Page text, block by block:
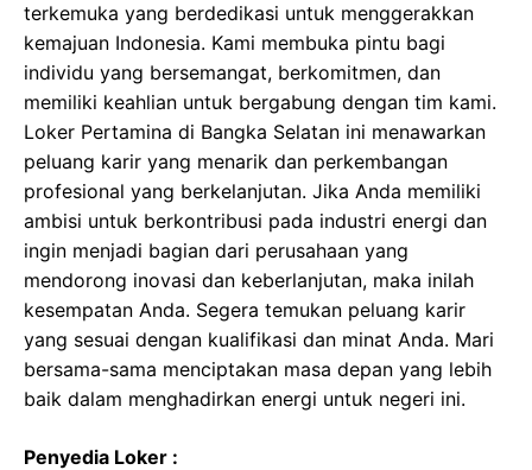
terkemuka yang berdedikasi untuk menggerakkan
kemajuan Indonesia. Kami membuka pintu bagi
individu yang bersemangat, berkomitmen, dan
memiliki keahlian untuk bergabung dengan tim kami.
Loker Pertamina di Bangka Selatan ini menawarkan
peluang karir yang menarik dan perkembangan
profesional yang berkelanjutan. Jika Anda memiliki
ambisi untuk berkontribusi pada industri energi dan
ingin menjadi bagian dari perusahaan yang
mendorong inovasi dan keberlanjutan, maka inilah
kesempatan Anda. Segera temukan peluang karir
yang sesuai dengan kualifikasi dan minat Anda. Mari
bersama-sama menciptakan masa depan yang lebih
baik dalam menghadirkan energi untuk negeri ini.
Penyedia Loker :